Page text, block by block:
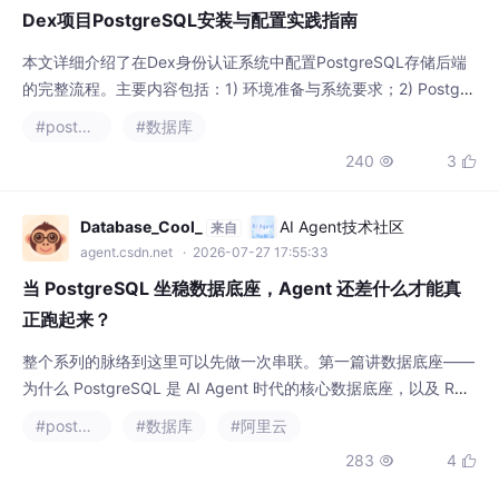
Dex项目PostgreSQL安装与配置实践指南
本文详细介绍了在Dex身份认证系统中配置PostgreSQL存储后端
的完整流程。主要内容包括：1) 环境准备与系统要求；2) Postgre
SQL在不同操作系统上的安装步骤；3) 数据库基础配置与认证设
置；4) 为Dex创建专用数据库和用户；5) Dex连接PostgreSQL的
详细配置示例；6) Dex服务的多种启动方式；7) 生产环境下的性
#postgresql
#数据库
240  3 
Database_Cool_ 来自 AI Agent技术社区
agent.csdn.net · 2026-07-27 17:55:33
当 PostgreSQL 坐稳数据底座，Agent 还差什么才能真
正跑起来？
整个系列的脉络到这里可以先做一次串联。第一篇讲数据底座——
为什么 PostgreSQL 是 AI Agent 时代的核心数据底座，以及 RDS
PG 在多租户、数据分支、多模态检索三个方向的内核增强。这一
篇讲能力——以 Supabase + 知识图谱 + In-DB Agent Runtime
组成的 Agent 三件套，如何在同一个 Kong 网关、同一个 RDS P
#postgresql #数据库
#阿里云
283  4 